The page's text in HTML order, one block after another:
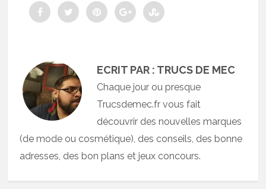
ECRIT PAR : TRUCS DE MEC
Chaque jour ou presque
Trucsdemec.fr vous fait
découvrir des nouvelles marques
(de mode ou cosmétique), des conseils, des bonne
adresses, des bon plans et jeux concours.